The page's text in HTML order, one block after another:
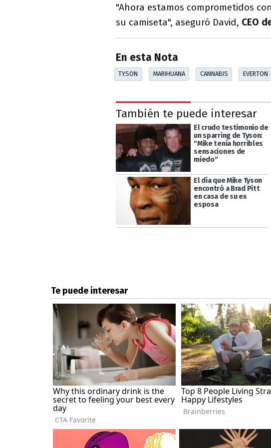
"Ahora estamos comprometidos
su camiseta", aseguró David, CEO
En esta Nota
TYSON MARIHUANA CANNABIS EVERTON
También te puede interesar
El crudo testimonio de
un sparring de Tyson:
"Mike tenía horribles
sensaciones de
miedo"
El día que Mike Tyson
encontró a Brad Pitt
en casa de su ex
esposa